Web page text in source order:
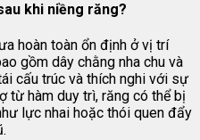
khi niềng răng?
hoàn toàn ổn định ở vị trí
gồm dây chằng nha chu và
cấu trúc và thích nghi với sự
từ hàm duy trì, răng có thể bị
lực nhai hoặc thói quen đẩy